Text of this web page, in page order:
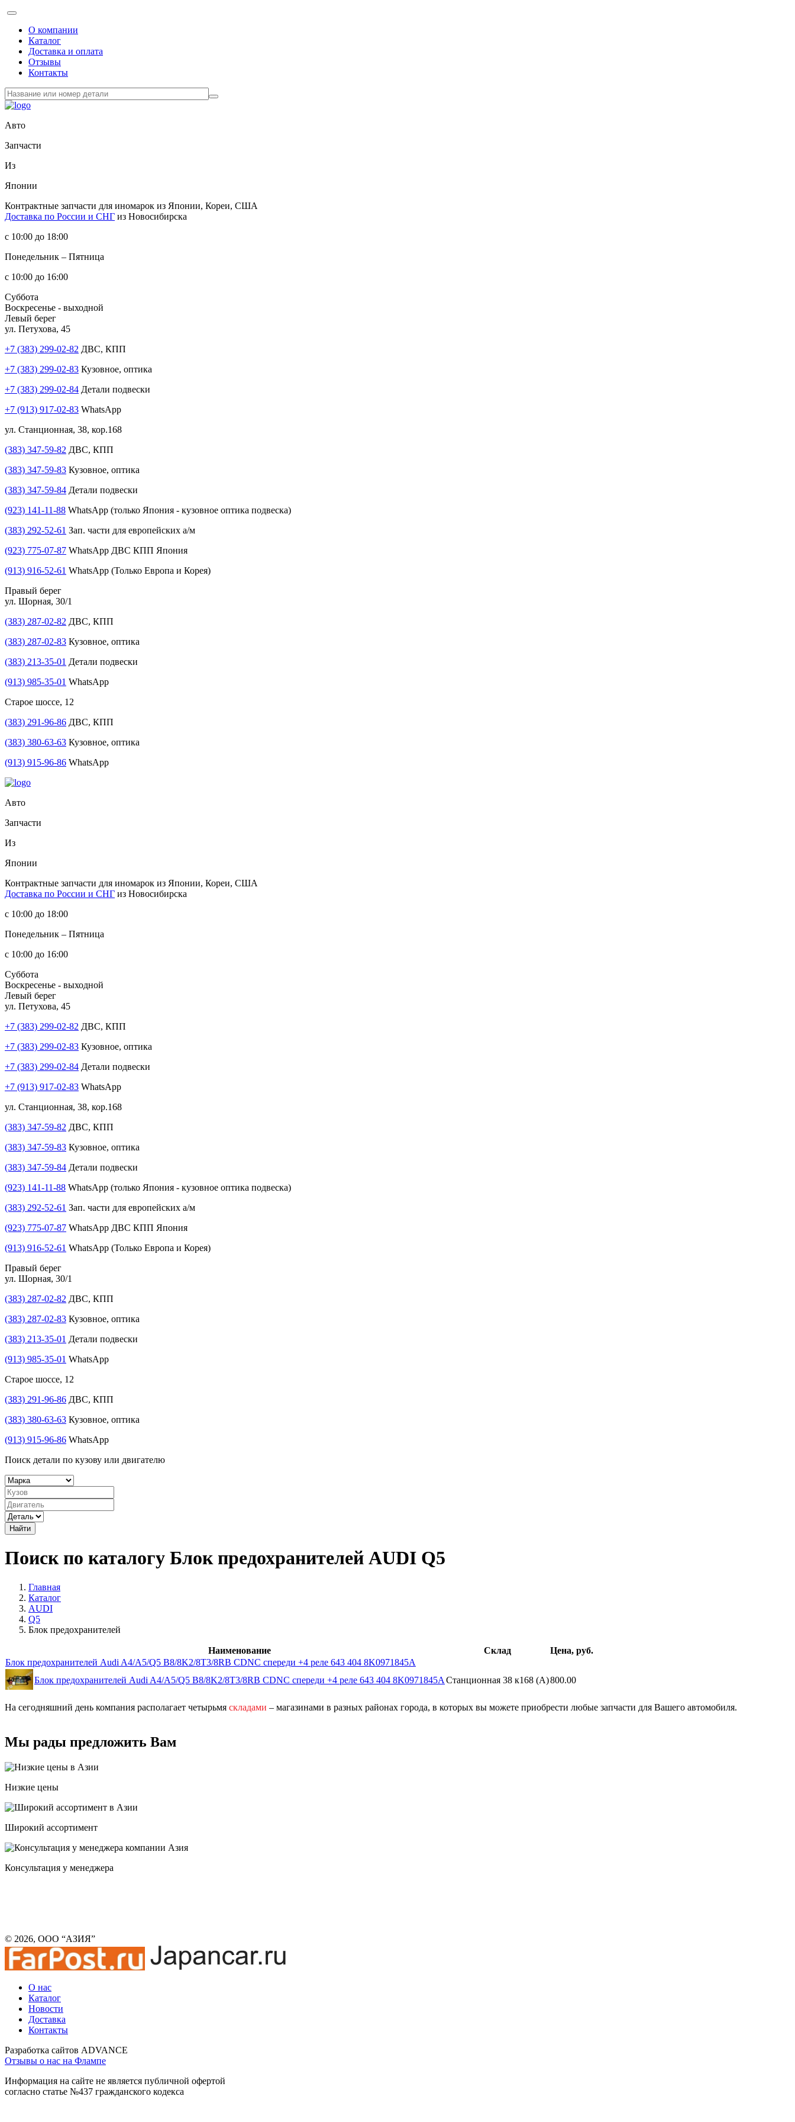
О компании
Каталог
Доставка и оплата
Отзывы
Контакты
Авто
Запчасти
Из
Японии
Контрактные запчасти для иномарок из Японии, Кореи, США
Доставка по России и СНГ из Новосибирска
с 10:00 до 18:00
Понедельник – Пятница
с 10:00 до 16:00
Суббота
Воскресенье - выходной
Левый берег
ул. Петухова, 45
+7 (383) 299-02-82 ДВС, КПП
+7 (383) 299-02-83 Кузовное, оптика
+7 (383) 299-02-84 Детали подвески
+7 (913) 917-02-83 WhatsApp
ул. Станционная, 38, кор.168
(383) 347-59-82 ДВС, КПП
(383) 347-59-83 Кузовное, оптика
(383) 347-59-84 Детали подвески
(923) 141-11-88 WhatsApp (только Япония - кузовное оптика подвеска)
(383) 292-52-61 Зап. части для европейских а/м
(923) 775-07-87 WhatsApp ДВС КПП Япония
(913) 916-52-61 WhatsApp (Только Европа и Корея)
Правый берег
ул. Шорная, 30/1
(383) 287-02-82 ДВС, КПП
(383) 287-02-83 Кузовное, оптика
(383) 213-35-01 Детали подвески
(913) 985-35-01 WhatsApp
Старое шоссе, 12
(383) 291-96-86 ДВС, КПП
(383) 380-63-63 Кузовное, оптика
(913) 915-96-86 WhatsApp
Авто
Запчасти
Из
Японии
Контрактные запчасти для иномарок из Японии, Кореи, США
Доставка по России и СНГ из Новосибирска
с 10:00 до 18:00
Понедельник – Пятница
с 10:00 до 16:00
Суббота
Воскресенье - выходной
Левый берег
ул. Петухова, 45
+7 (383) 299-02-82 ДВС, КПП
+7 (383) 299-02-83 Кузовное, оптика
+7 (383) 299-02-84 Детали подвески
+7 (913) 917-02-83 WhatsApp
ул. Станционная, 38, кор.168
(383) 347-59-82 ДВС, КПП
(383) 347-59-83 Кузовное, оптика
(383) 347-59-84 Детали подвески
(923) 141-11-88 WhatsApp (только Япония - кузовное оптика подвеска)
(383) 292-52-61 Зап. части для европейских а/м
(923) 775-07-87 WhatsApp ДВС КПП Япония
(913) 916-52-61 WhatsApp (Только Европа и Корея)
Правый берег
ул. Шорная, 30/1
(383) 287-02-82 ДВС, КПП
(383) 287-02-83 Кузовное, оптика
(383) 213-35-01 Детали подвески
(913) 985-35-01 WhatsApp
Старое шоссе, 12
(383) 291-96-86 ДВС, КПП
(383) 380-63-63 Кузовное, оптика
(913) 915-96-86 WhatsApp
Поиск детали по кузову или двигателю
Найти
Поиск по каталогу Блок предохранителей AUDI Q5
Главная
Каталог
AUDI
Q5
Блок предохранителей
Наименование Склад
Цена, руб.
Блок предохранителей Audi A4/A5/Q5 B8/8K2/8T3/8RB CDNC спереди +4 реле 643 404 8K0971845A
Блок предохранителей Audi A4/A5/Q5 B8/8K2/8T3/8RB CDNC спереди +4 реле 643 404 8K0971845A Станционная 38 к168 (A)800.00
На сегодняшний день компания располагает четырьмя складами – магазинами в разных районах города, в которых вы можете приобрести любые запчасти для Вашего автомобиля.
Мы рады предложить Вам
Низкие цены
Широкий ассортимент
Консультация у менеджера
© 2026, ООО “АЗИЯ”
О нас
Каталог
Новости
Доставка
Контакты
Разработка сайтов ADVANCE
Отзывы о нас на Флампе
Информация на сайте не является публичной офертой
согласно статье №437 гражданского кодекса